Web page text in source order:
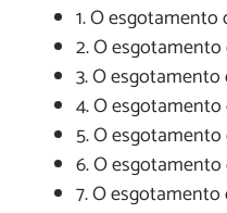
1. O esgotamento
2. O
3. O
4. O
5. O
6. O
7. O